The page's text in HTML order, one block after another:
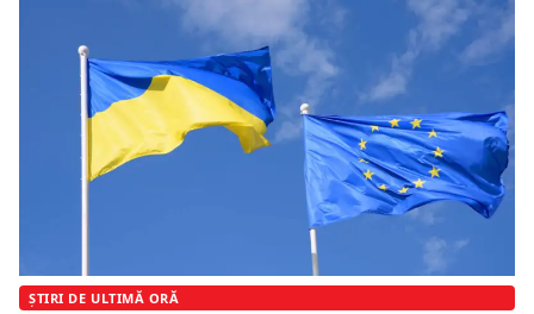
ȘTIRI DE ULTIMĂ ORĂ